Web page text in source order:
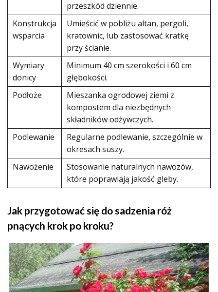
przeszkód dziennie.
Konstrukcja
wsparcia
Umieścić w pobliżu altan, pergoli,
kratownic, lub zastosować kratkę
przy ścianie.
Wymiary
donicy
Minimum 40 cm szerokości i 60 cm
głębokości.
Podłoże
Mieszanka ogrodowej ziemi z
kompostem dla niezbędnych
składników odżywczych.
Podlewanie
Regularne podlewanie, szczególnie w
okresach suszy.
Nawożenie
Stosowanie naturalnych nawozów,
które poprawiają jakość gleby.
Jak przygotować się do sadzenia róż
pnących krok po kroku?